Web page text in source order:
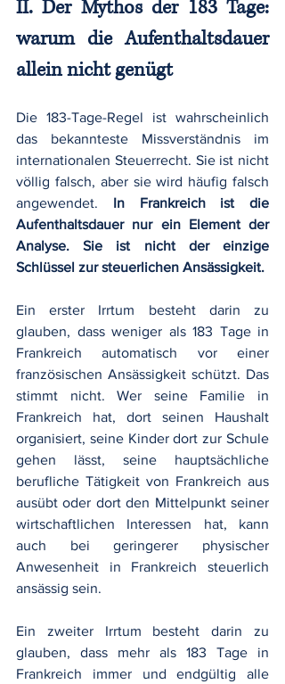
II. Der Mythos der 183 Tage:
warum die Aufenthaltsdauer
allein nicht genügt
Die 183-Tage-Regel ist wahrscheinlich
das bekannteste Missverständnis im
internationalen Steuerrecht. Sie ist nicht
völlig falsch, aber sie wird häufig falsch
angewendet. In Frankreich ist die
Aufenthaltsdauer nur ein Element der
Analyse. Sie ist nicht der einzige
Schlüssel zur steuerlichen Ansässigkeit.
Ein erster Irrtum besteht darin zu
glauben, dass weniger als 183 Tage in
Frankreich automatisch vor einer
französischen Ansässigkeit schützt. Das
stimmt nicht. Wer seine Familie in
Frankreich hat, dort seinen Haushalt
organisiert, seine Kinder dort zur Schule
gehen lässt, seine hauptsächliche
berufliche Tätigkeit von Frankreich aus
ausübt oder dort den Mittelpunkt seiner
wirtschaftlichen Interessen hat, kann
auch bei geringerer physischer
Anwesenheit in Frankreich steuerlich
ansässig sein.
Ein zweiter Irrtum besteht darin zu
glauben, dass mehr als 183 Tage in
Frankreich immer und endgültig alle